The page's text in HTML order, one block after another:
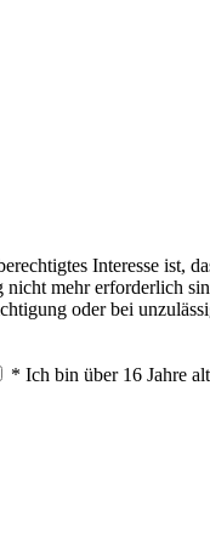
Interesse ist,
mehr erforderlich
oder bei
* Ich bin über 16 Jahre